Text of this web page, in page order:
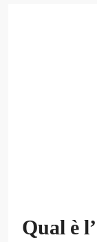
Qual è